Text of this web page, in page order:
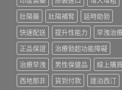
壯陽藥
壯陽補腎
延時助勃
快速配送
提升性能力
早洩治療
正品保證
治療勃起功能障礙
治療早洩
男性保健品
線上購買
西地那非
貨到付款
達泊西汀